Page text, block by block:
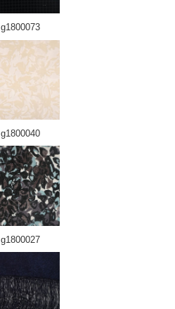
g1800073
g1800040
g1800027